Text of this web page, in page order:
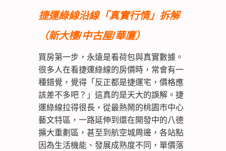
捷運綠線沿線「真實行情」拆解
（新大樓/中古屋/華廈）
買房第一步，永遠是看荷包與真實數據。
很多人在看捷運綠線的房價時，常會有一
種錯覺，覺得「反正都是捷運宅，價格應
該差不多吧？」這真的是天大的誤解。捷
運綠線拉得很長，從最熱鬧的桃園市中心
藝文特區，一路延伸到還在開發中的八德
擴大重劃區，甚至到航空城周邊，各站點
因為生活機能、發展成熟度不同，單價落